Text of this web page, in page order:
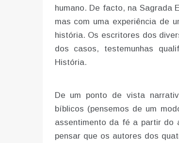
humano. De facto, na Sagrada
mas com uma experiência de
história. Os escritores dos
dos casos, testemunhas
História.
De um ponto de vista
bíblicos (pensemos de um
assentimento da fé a partir do
pensar que os autores dos